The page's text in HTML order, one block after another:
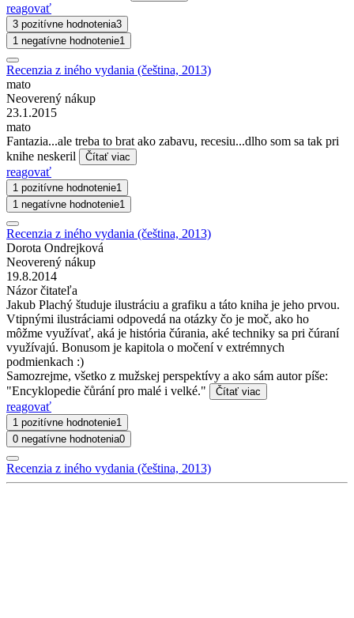
reagovať
3 pozitívne hodnotenia3
1 negatívne hodnotenie1
Recenzia z iného vydania (čeština, 2013)
mato
Neoverený nákup
23.1.2015
mato
Fantazia...ale treba to brat ako zabavu, recesiu...dlho som sa tak pri
knihe neskeril
Čítať viac
reagovať
1 pozitívne hodnotenie1
1 negatívne hodnotenie1
Recenzia z iného vydania (čeština, 2013)
Dorota Ondrejková
Neoverený nákup
19.8.2014
Názor čitateľa
Jakub Plachý študuje ilustráciu a grafiku a táto kniha je jeho prvou.
Vtipnými ilustráciami odpovedá na otázky čo je moč, ako ho
môžme využívať, aká je história čúrania, aké techniky sa pri čúraní
využívajú. Bonusom je kapitola o močení v extrémnych
podmienkach :)
Samozrejme, všetko z mužskej perspektívy a ako sám autor píše:
"Encyklopedie čůrání pro malé i velké."
Čítať viac
reagovať
1 pozitívne hodnotenie1
0 negatívne hodnotenia0
Recenzia z iného vydania (čeština, 2013)